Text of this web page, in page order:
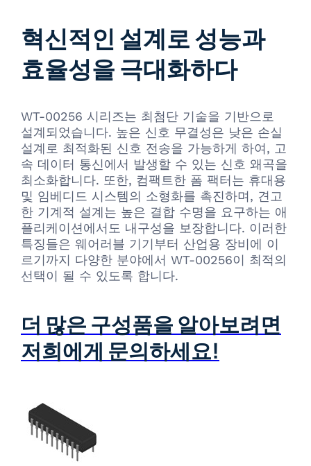
혁신적인 설계로 성능과
효율성을 극대화하다
WT-00256 시리즈는 최첨단 기술을 기반으로
설계되었습니다. 높은 신호 무결성은 낮은 손실
설계로 최적화된 신호 전송을 가능하게 하여, 고
속 데이터 통신에서 발생할 수 있는 신호 왜곡을
최소화합니다. 또한, 컴팩트한 폼 팩터는 휴대용
및 임베디드 시스템의 소형화를 촉진하며, 견고
한 기계적 설계는 높은 결합 수명을 요구하는 애
플리케이션에서도 내구성을 보장합니다. 이러한
특징들은 웨어러블 기기부터 산업용 장비에 이
르기까지 다양한 분야에서 WT-00256이 최적의
선택이 될 수 있도록 합니다.
더 많은 구성품을 알아보려면
저희에게 문의하세요!